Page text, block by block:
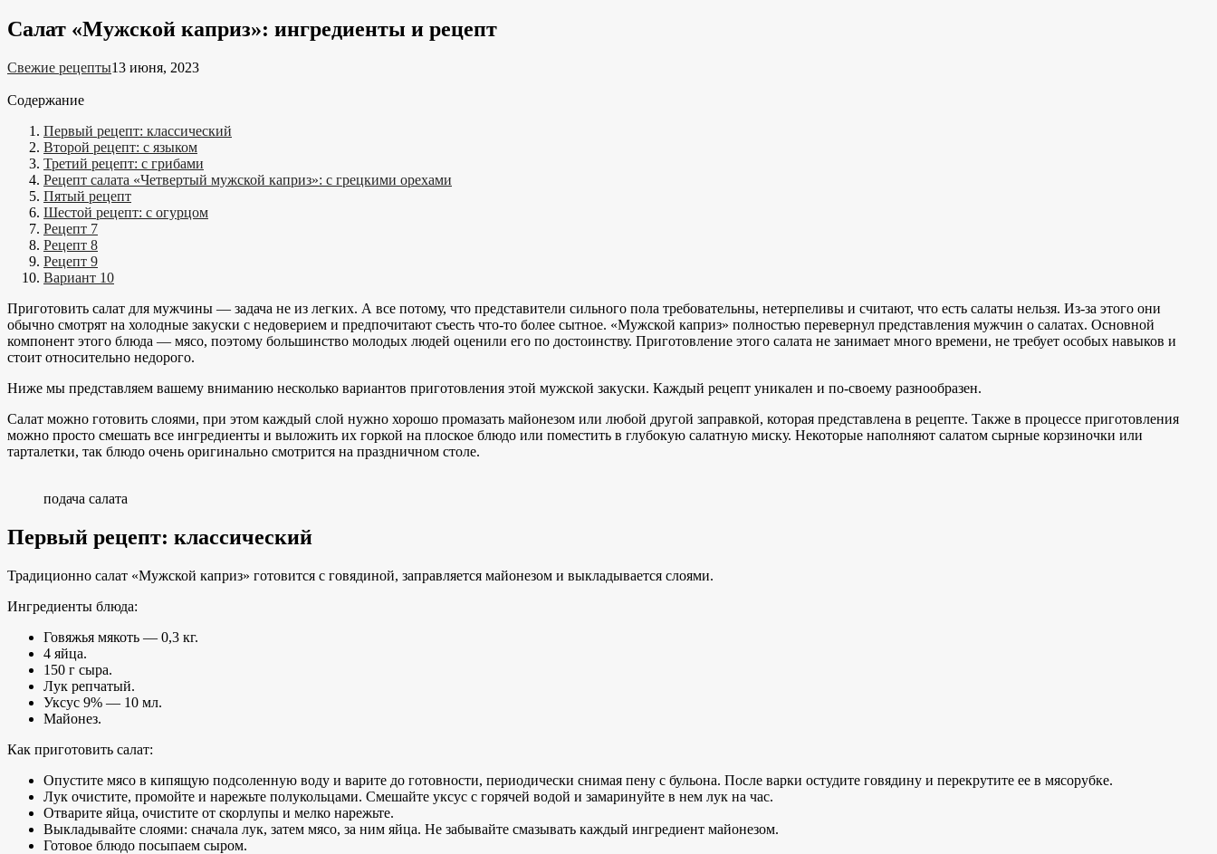
Салат «Мужской каприз»: ингредиенты и рецепт
Свежие рецепты13 июня, 2023
Содержание
Первый рецепт: классический
Второй рецепт: с языком
Третий рецепт: с грибами
Рецепт салата «Четвертый мужской каприз»: с грецкими орехами
Пятый рецепт
Шестой рецепт: с огурцом
Рецепт 7
Рецепт 8
Рецепт 9
Вариант 10
Приготовить салат для мужчины — задача не из легких. А все потому, что представители сильного пола требовательны, нетерпеливы и считают, что есть салаты нельзя. Из-за этого они
обычно смотрят на холодные закуски с недоверием и предпочитают съесть что-то более сытное. «Мужской каприз» полностью перевернул представления мужчин о салатах. Основной
компонент этого блюда — мясо, поэтому большинство молодых людей оценили его по достоинству. Приготовление этого салата не занимает много времени, не требует особых навыков и
стоит относительно недорого.
Ниже мы представляем вашему вниманию несколько вариантов приготовления этой мужской закуски. Каждый рецепт уникален и по-своему разнообразен.
Салат можно готовить слоями, при этом каждый слой нужно хорошо промазать майонезом или любой другой заправкой, которая представлена в рецепте. Также в процессе приготовления
можно просто смешать все ингредиенты и выложить их горкой на плоское блюдо или поместить в глубокую салатную миску. Некоторые наполняют салатом сырные корзиночки или
тарталетки, так блюдо очень оригинально смотрится на праздничном столе.
подача салата
Первый рецепт: классический
Традиционно салат «Мужской каприз» готовится с говядиной, заправляется майонезом и выкладывается слоями.
Ингредиенты блюда:
Говяжья мякоть — 0,3 кг.
4 яйца.
150 г сыра.
Лук репчатый.
Уксус 9% — 10 мл.
Майонез.
Как приготовить салат:
Опустите мясо в кипящую подсоленную воду и варите до готовности, периодически снимая пену с бульона. После варки остудите говядину и перекрутите ее в мясорубке.
Лук очистите, промойте и нарежьте полукольцами. Смешайте уксус с горячей водой и замаринуйте в нем лук на час.
Отварите яйца, очистите от скорлупы и мелко нарежьте.
Выкладывайте слоями: сначала лук, затем мясо, за ним яйца. Не забывайте смазывать каждый ингредиент майонезом.
Готовое блюдо посыпаем сыром.